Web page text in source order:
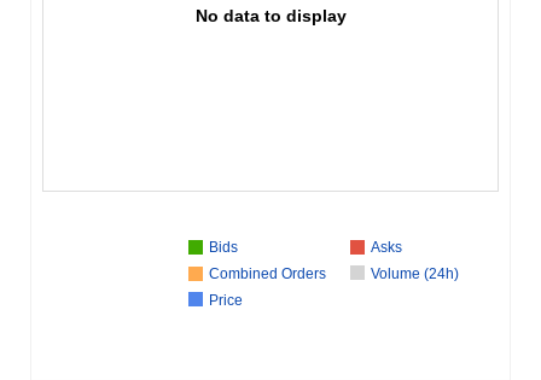
No data to display
Bids
Asks
Combined Orders
Volume (24h)
Price